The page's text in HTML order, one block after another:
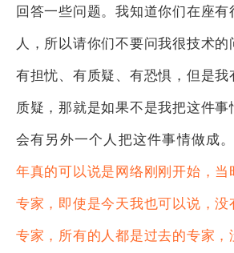
回答一些问题。我知道你们在座有
人，所以请你们不要问我很技术
有担忧、有质疑、有恐惧，但是我
质疑，那就是如果不是我把这件事
会有另外一个人把这件事情做成。
年真的可以说是网络刚刚开始，当
专家，即使是今天我也可以说，没
专家，所有的人都是过去的专家，